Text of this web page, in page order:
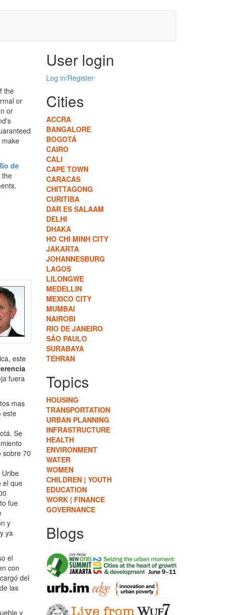
the
or
or
make
de
the
este
fuera
mas
este
Se
sobre 70
Uribe
el que
fue
y
ya
el
con
del
las
y
User login
Log in/Register
Cities
ACCRA
BANGALORE
BOGOTÁ
CAIRO
CALI
CAPE TOWN
CARACAS
CHITTAGONG
CURITIBA
DAR ES SALAAM
DELHI
DHAKA
HO CHI MINH CITY
JAKARTA
JOHANNESBURG
LAGOS
LILONGWE
MEDELLIN
MEXICO CITY
MUMBAI
NAIROBI
RIO DE JANEIRO
SÃO PAULO
SURABAYA
TEHRAN
Topics
HOUSING
TRANSPORTATION
URBAN PLANNING
INFRASTRUCTURE
HEALTH
ENVIRONMENT
WATER
WOMEN
CHILDREN | YOUTH
EDUCATION
WORK | FINANCE
GOVERNANCE
Blogs